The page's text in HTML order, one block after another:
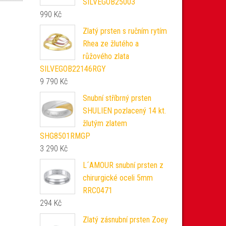
990 Kč
Zlatý prsten s ručním rytím
Rhea ze žlutého a
růžového zlata
SILVEGOB22146RGY
9 790 Kč
Snubní stříbrný prsten
SHULIEN pozlacený 14 kt.
žlutým zlatem
SHG8501RMGP
3 290 Kč
L´AMOUR snubní prsten z
chirurgické oceli 5mm
RRC0471
294 Kč
Zlatý zásnubní prsten Zoey